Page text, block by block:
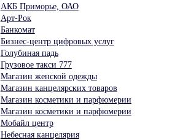
АКБ Приморье, ОАО
Арт-Рок
Банкомат
Бизнес-центр цифровых услуг
Голубиная падь
Грузовое такси 777
Магазин женской одежды
Магазин канцелярских товаров
Магазин косметики и парфюмерии
Магазин косметики и парфюмерии
Мобайл центр
Небесная канцелярия